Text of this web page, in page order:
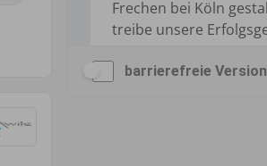
barrierefreie Version